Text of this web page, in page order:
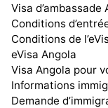
Visa d’ambassade
Conditions
Conditions de
eVisa Angola
Visa Angola pour
Informations
Demande